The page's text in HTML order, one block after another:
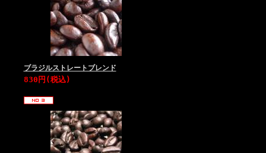
ブラジルストレートブレンド
830円(税込)